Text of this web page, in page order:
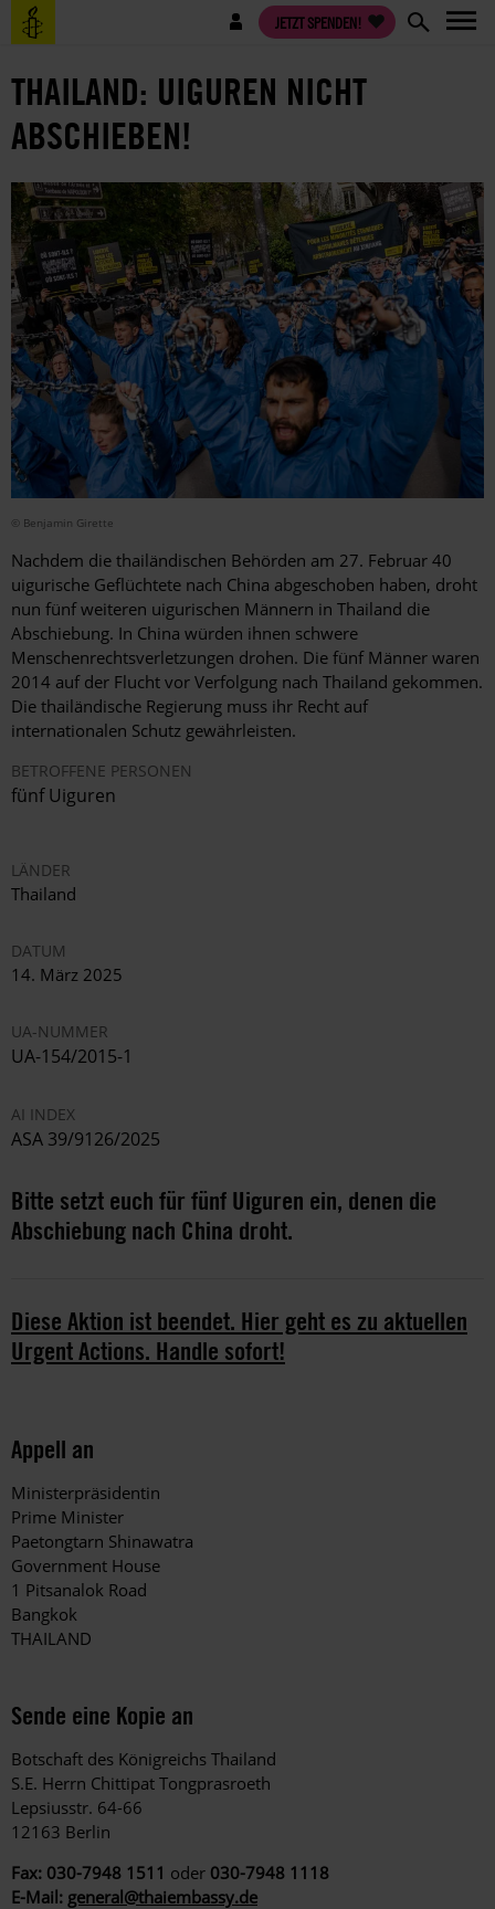
Direkt
zum
Benutzermenü JETZT SPENDEN!
THAILAND: UIGUREN NICHT
ABSCHIEBEN!
© Benjamin Girette
Nachdem die thailändischen Behörden am 27. Februar 40
uigurische Geflüchtete nach China abgeschoben haben, droht
nun fünf weiteren uigurischen Männern in Thailand die
Abschiebung. In China würden ihnen schwere
Menschenrechtsverletzungen drohen. Die fünf Männer waren
2014 auf der Flucht vor Verfolgung nach Thailand gekommen.
Die thailändische Regierung muss ihr Recht auf
internationalen Schutz gewährleisten.
BETROFFENE PERSONEN
fünf Uiguren
LÄNDER
Thailand
DATUM
14. März 2025
UA-NUMMER
UA-154/2015-1
AI INDEX
ASA 39/9126/2025
Bitte setzt euch für fünf Uiguren ein, denen die
Abschiebung nach China droht.
Diese Aktion ist beendet. Hier geht es zu aktuellen
Urgent Actions. Handle sofort!
Appell an
Ministerpräsidentin
Prime Minister
Paetongtarn Shinawatra
Government House
1 Pitsanalok Road
Bangkok
THAILAND
Sende eine Kopie an
Botschaft des Königreichs Thailand
S.E. Herrn Chittipat Tongprasroeth
Lepsiusstr. 64-66
12163 Berlin
Fax: 030-7948 1511 oder 030-7948 1118
E-Mail: general@thaiembassy.de